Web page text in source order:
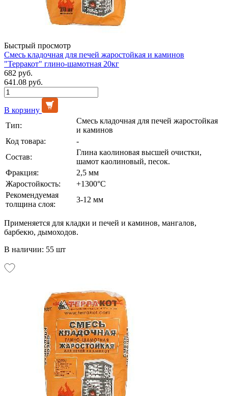
Быстрый просмотр
Смесь кладочная для печей жаростойкая и каминов
"Терракот" глино-шамотная 20кг
682 руб.
641.08 руб.
В корзину
Тип:
Смесь кладочная для печей жаростойкая
и каминов
Код товара:
-
Состав:
Глина каолиновая высшей очистки,
шамот каолиновый, песок.
Фракция:
2,5 мм
Жаростойкость:
+1300°С
Рекомендуемая
толщина слоя:
3-12 мм
Применяется для кладки и печей и каминов, мангалов,
барбекю, дымоходов.
В наличии: 55 шт